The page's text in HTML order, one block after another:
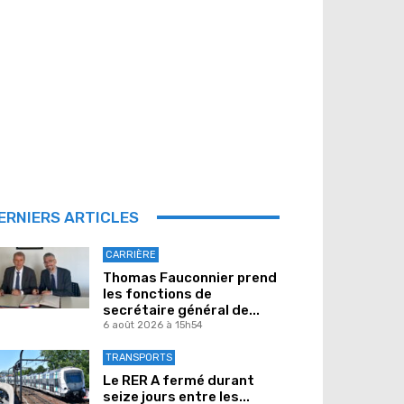
ARTICLES
CARRIÈRE
Thomas Fauconnier prend
les fonctions de
secrétaire général de...
6 août 2026 à 15h54
TRANSPORTS
Le RER A fermé durant
seize jours entre les...